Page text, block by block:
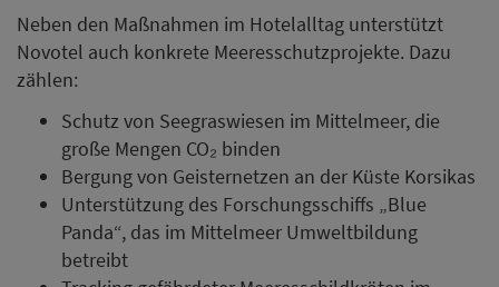
Neben den Maßnahmen im Hotelalltag unterstützt
Novotel auch konkrete Meeresschutzprojekte. Dazu
zählen:
Schutz von Seegraswiesen im Mittelmeer, die
große Mengen CO₂ binden
Bergung von Geisternetzen an der Küste Korsikas
Unterstützung des Forschungsschiffs „Blue
Panda“, das im Mittelmeer Umweltbildung
betreibt